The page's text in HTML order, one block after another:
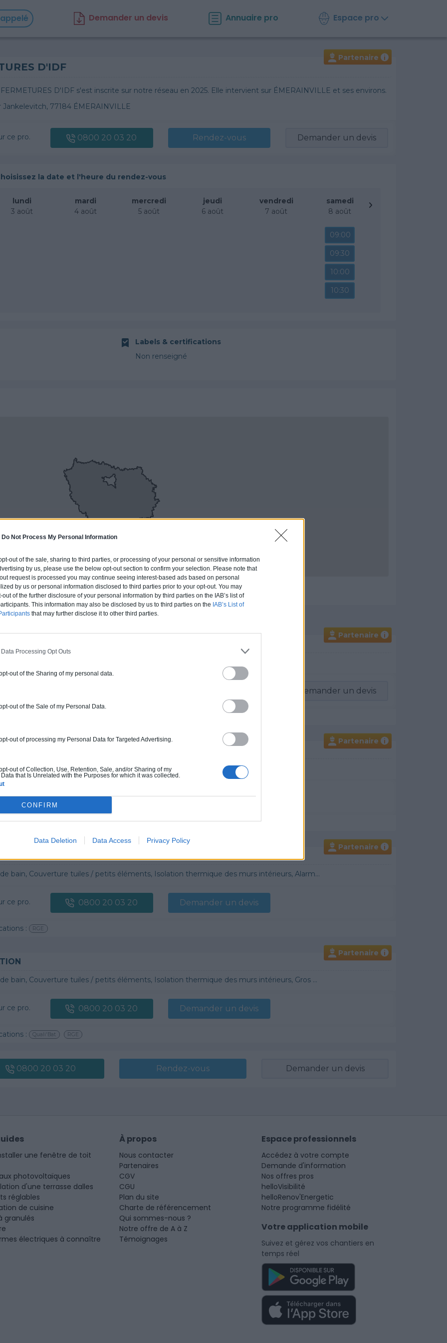
Do Not Process My Personal Information
out of the sale, sharing to third parties, or processing of your personal or sensitive information
by us, please use the below opt-out section to confirm your selection. Please note that
request is processed you may continue seeing interest-based ads based on personal
by us or personal information disclosed to third parties prior to your opt-out. You may
of the further disclosure of your personal information by third parties on the IAB’s list of
This information may also be disclosed by us to third parties on the IAB’s List of
that may further disclose it to other third parties.
Processing Opt Outs
opt-out of the Sharing of my personal data.
opt-out of the Sale of my Personal Data.
opt-out of processing my Personal Data for Targeted Advertising.
opt-out of Collection, Use, Retention, Sale, and/or Sharing of my
Data that Is Unrelated with the Purposes for which it was collected.
CONFIRM
Data Deletion Data Access Privacy Policy
Demander un devis Annuaire pro Espace pro
Partenaire i
D'IDF
D'IDF s'est inscrite sur notre réseau en 2025. Elle intervient sur ÉMERAINVILLE et ses environs.
Jankelevitch, 77184 ÉMERAINVILLE
ce pro. 0800 20 03 20 Rendez-vous Demander un devis
la date et l'heure du rendez-vous
lundi
3 août
mardi
4 août
mercredi
5 août
jeudi
6 août
vendredi
7 août
samedi
8 août
09:00
09:30
10:00
10:30
Labels & certifications
Non renseigné
Partenaire i
ce pro. Demander un devis
: Non communiqué
Partenaire i
Borne de recharge
ce pro. 0800 20 03 20 Demander un devis
: RGE
Partenaire i
Couverture tuiles / petits éléments, Isolation thermique des murs intérieurs, Alarme, Isolation des combles aménageables, Traitement de l'eau, Décrassage / Démoussage de toiture, Cheminée, Terrassement, Plancher chauffant
ce pro. 0800 20 03 20 Demander un devis
: RGE
Partenaire i
Couverture tuiles / petits éléments, Isolation thermique des murs intérieurs, Gros œuvre, Plâtre traditionnel, Chauffage Fioul, Bétons cirés
ce pro. 0800 20 03 20 Demander un devis
: Quali'Bat RGE
0800 20 03 20 Rendez-vous Demander un devis
une fenêtre de toit
photovoltaïques
d'une terrasse dalles
réglables
de cuisine
granulés
électriques à connaître
À propos
Nous contacter
Partenaires
CGV
CGU
Plan du site
Charte de référencement
Qui sommes-nous ?
Notre offre de A à Z
Témoignages
Espace professionnels
Accédez à votre compte
Demande d'information
Nos offres pros
helloVisibilité
helloRenov'Energetic
Notre programme fidélité
Votre application mobile
Suivez et gérez vos chantiers en
temps réel